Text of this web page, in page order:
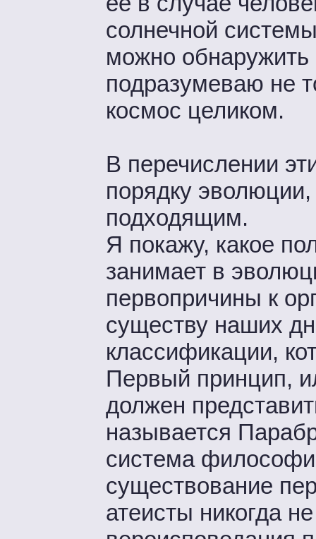
солнечной
можно
подразумеваю не
космос целиком.
В перечислении
порядку
подходящим.
Я покажу, какое
занимает в
первопричины к
существу наших
классификации,
Первый принцип,
должен
называется
система
существование
атеисты никогда